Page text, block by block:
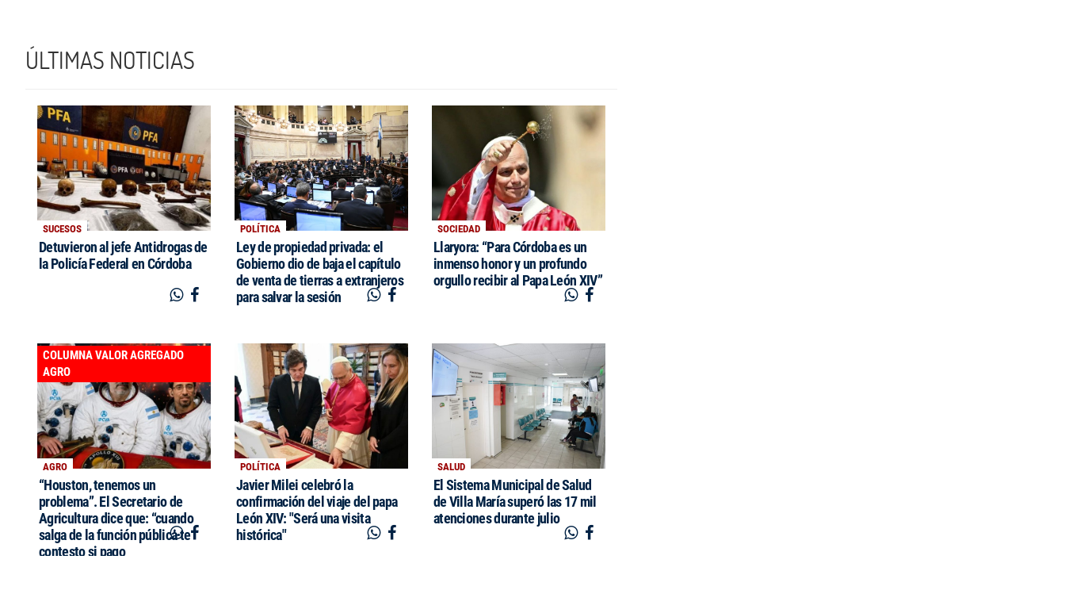
ÚLTIMAS NOTICIAS
SUCESOS
Detuvieron al jefe Antidrogas de
la Policía Federal en Córdoba
POLÍTICA
Ley de propiedad privada: el
Gobierno dio de baja el capítulo
de venta de tierras a extranjeros
para salvar la sesión
SOCIEDAD
Llaryora: “Para Córdoba es un
inmenso honor y un profundo
orgullo recibir al Papa León XIV”
AGRO
COLUMNA VALOR AGREGADO
AGRO
“Houston, tenemos un
problema”. El Secretario de
Agricultura dice que: “cuando
salga de la función pública te
contesto si pago
POLÍTICA
Javier Milei celebró la
confirmación del viaje del papa
León XIV: "Será una visita
histórica"
SALUD
El Sistema Municipal de Salud
de Villa María superó las 17 mil
atenciones durante julio